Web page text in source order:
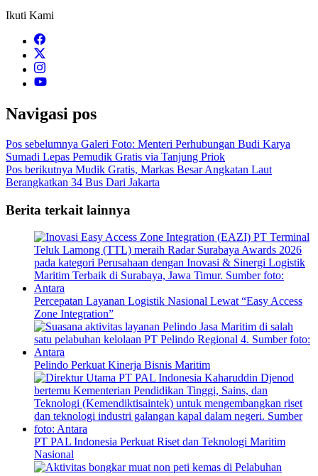
Ikuti Kami
Navigasi pos
Pos sebelumnya Galeri Foto: Menteri Perhubungan Budi Karya
Sumadi Lepas Pemudik Gratis via Tanjung Priok
Pos berikutnya Mudik Gratis, Markas Besar Angkatan Laut
Berangkatkan 34 Bus Dari Jakarta
Berita terkait lainnya
Percepatan Layanan Logistik Nasional Lewat “Easy Access
Zone Integration”
Pelindo Perkuat Kinerja Bisnis Maritim
PT PAL Indonesia Perkuat Riset dan Teknologi Maritim
Nasional